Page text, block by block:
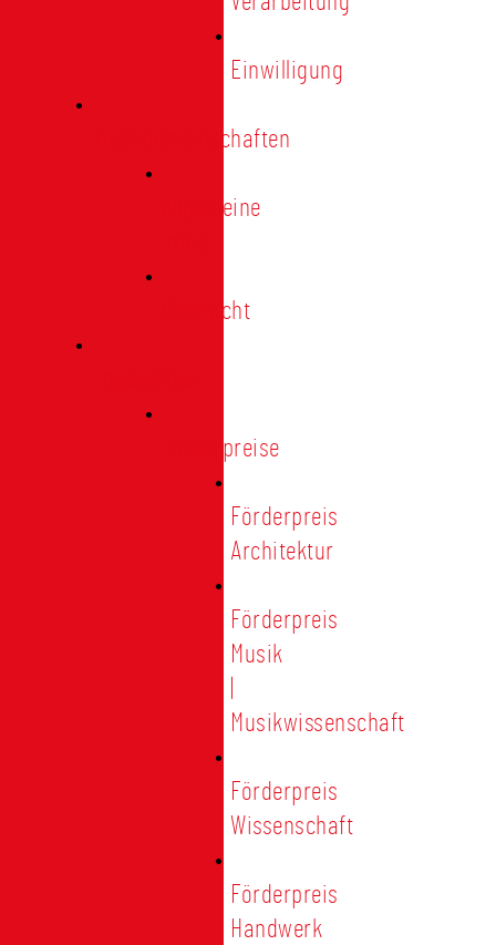
Einwilligung
Tischgemeinschaften
Allgemeine
Übersicht
Förderpreise
Förderpreis
Architektur
Förderpreis
Musik
Musikwissenschaft
Förderpreis
Wissenschaft
Förderpreis
Handwerk